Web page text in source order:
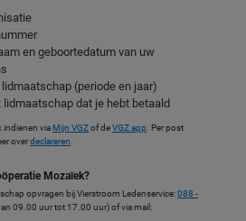
en geboortedatum van uw
(periode en jaar)
lidmaatschap dat je hebt betaald
indienen via Mijn VGZof deVGZ app . Per post
overdeclareren
Mozaïek?
opvragen bij Vierstroom Ledenservice:088 -
09.00 uur tot 17.00 uur) of via mail: